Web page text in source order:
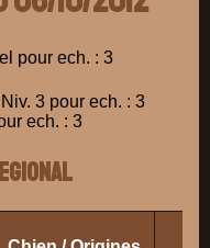
pour ech. : 3
3 pour ech. : 3
ech. : 3